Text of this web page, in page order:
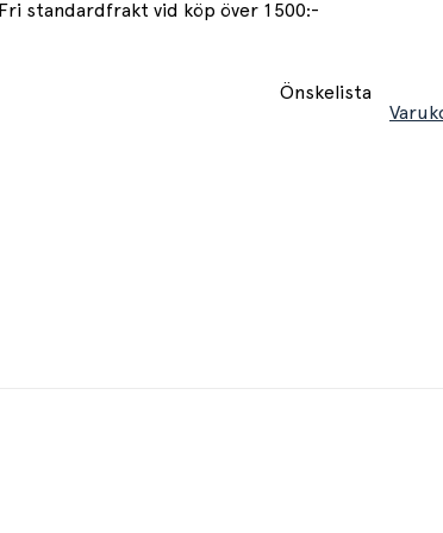
Fri standardfrakt vid köp över 1500:-
Önskelista